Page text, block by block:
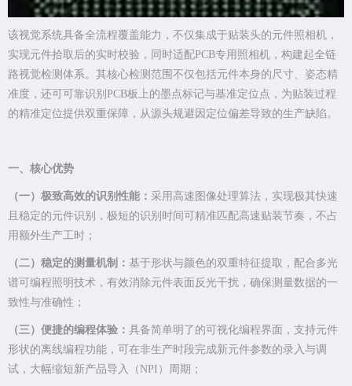
该视觉系统具备全流程覆盖能力，不仅集成于贴装头的元件照相机，
实现元件拾取后的实时校验，同时适配PCB专用照相机，构建起全链
路视觉检测体系。其核心检测范围不仅包括元件本身的尺寸、姿态精
准度，还可可靠识别PCB板上的墨点标记与基准定位点，为贴装过程
的精准定位提供双重保障，从源头规避因定位偏差导致的生产缺陷。
一、核心优势
（一）极致高效的识别性能： 采用高速图像处理算法，实现极其快速
且稳定的元件识别，极短的识别时间可精准匹配高速贴装节奏，不占
用额外生产工时；
（二）稳定的测量机制： 基于形状与颜色的双重特征提取，配合多光
谱可编程照明技术，有效消除元件表面反光干扰，确保测量数据的一
致性与准确性；
（三）便捷的编程体验： 具备简单明了的可视化编程界面，支持元件
形状的离线编程功能，可在非生产时段完成新元件参数的录入与调
试，大幅缩短新产品导入（NPI）周期；